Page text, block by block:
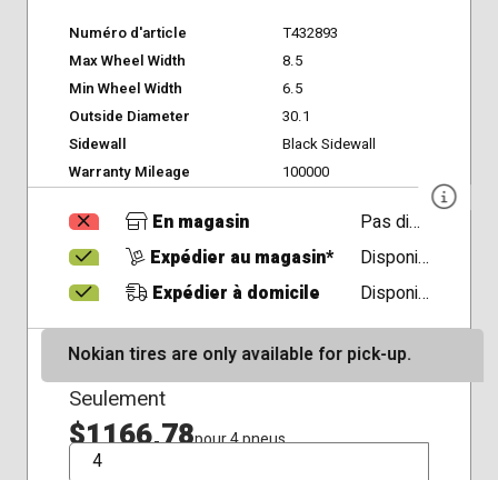
Numéro d'article
T432893
Max Wheel Width
8.5
Min Wheel Width
6.5
Outside Diameter
30.1
Sidewall
Black Sidewall
Warranty Mileage
100000
En magasin
Pas disponible
Expédier au magasin*
Disponible
Expédier à domicile
Disponible
Nokian tires are only available for pick-up.
Seulement
$1166,78pour 4 pneus
QTÉ